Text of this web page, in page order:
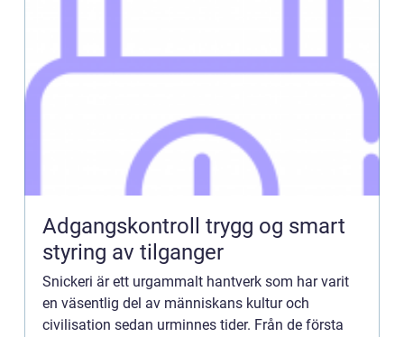
Adgangskontroll trygg og smart
styring av tilganger
Snickeri är ett urgammalt hantverk som har varit
en väsentlig del av människans kultur och
civilisation sedan urminnes tider. Från de första